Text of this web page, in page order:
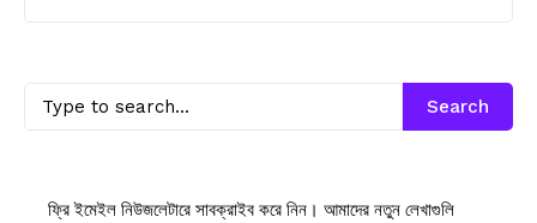
Search
ফ্রি ইমেইল নিউজলেটারে সাবক্রাইব করে নিন। আমাদের নতুন লেখাগুলি